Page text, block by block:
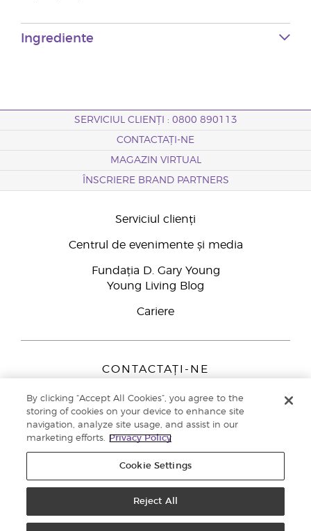
Ingrediente
SERVICIUL CLIENȚI : 0800 890113
CONTACTAȚI-NE
MAGAZIN VIRTUAL
ÎNSCRIERE BRAND PARTNERS
Serviciul clienți
Centrul de evenimente și media
Fundația D. Gary Young
Young Living Blog
Cariere
CONTACTAȚI-NE
Peizerweg 97
9727 AJ Groningen
Netherlands
Înscriere Brand Partners0800 890113
Politica de confidențialitate
By clicking “Accept All Cookies”, you agree to the
storing of cookies on your device to enhance site
navigation, analyze site usage, and assist in our
marketing efforts.
Privacy Policy
Cookie Settings
Reject All